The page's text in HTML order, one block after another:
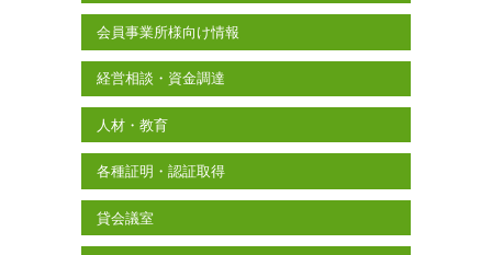
会員事業所様向け情報
経営相談・資金調達
人材・教育
各種証明・認証取得
貸会議室